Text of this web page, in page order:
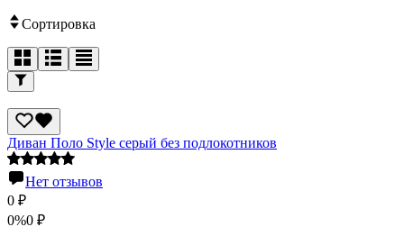
Сортировка
Диван Поло Style серый без подлокотников
Нет отзывов
0 ₽
0%0 ₽